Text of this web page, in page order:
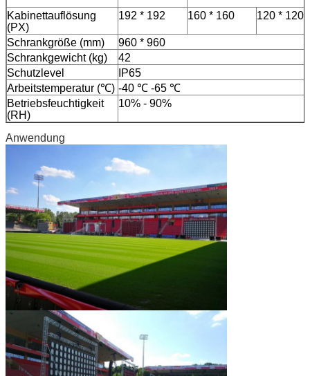
Kabinettauflösung
(PX)
192 * 192 160 * 160 120 * 120
Schrankgröße (mm)
960 * 960
Schrankgewicht (kg)
42
Schutzlevel
IP65
Arbeitstemperatur (℃) -40 ℃ -65 ℃
Betriebsfeuchtigkeit
(RH)
10% - 90%
Anwendung